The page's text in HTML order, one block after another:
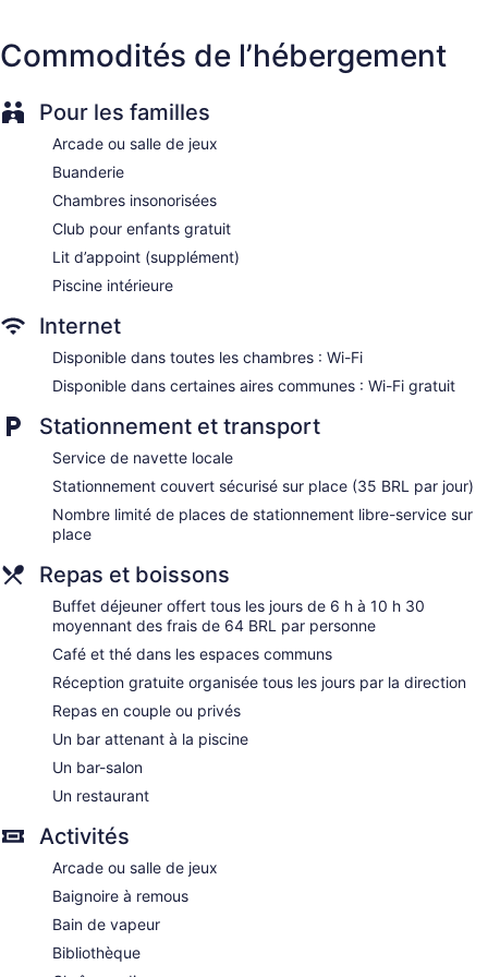
Storage area for luggage
Tour and ticket information
Television in lobby
ATM
Bellhop
Elevator
Dining venue
Ouro Minas Hotel Belo Horizonte, Dolce by Wyndham
possède 329 climatisées dotées de : minibar et coffre-fort
pour ordinateur portable. L’ameublement des chambres est
unique. Les lits ont un matelas lit avec matelas à plateau-
coussin. Choix d’oreillers. Un téléviseur ACL de 32 po avec
chaînes par câble.
La salle de bain comprend : articles de toilette (gratuits) et
séchoir à cheveux. Les commodités suivantes sont
offertes : un téléphone et un bureau. La préparation de lit est
assurée tous les soirs et l'entretien ménager tous les jours. Le
service suivant est disponible sur demande : literie
hypoallergénique.
Hôtel propose des services de spa pour permettre à ses
des soins du visage, des exfoliations, des soins du corps et
des manucures et pédicures. Le spa est ouvert tous les
Commodités de l’hébergement
Pour les familles
Arcade ou salle de jeux
Buanderie
Chambres insonorisées
Club pour enfants gratuit
Lit d’appoint (supplément)
Piscine intérieure
Internet
Disponible dans toutes les chambres : Wi-Fi
Disponible dans certaines aires communes : Wi-Fi gratuit
Stationnement et transport
Service de navette locale
Stationnement couvert sécurisé sur place (35 BRL par jour)
Nombre limité de places de stationnement libre-service sur
place
Repas et boissons
Buffet déjeuner offert tous les jours de 6 h à 10 h 30
moyennant des frais de 64 BRL par personne
Café et thé dans les espaces communs
Réception gratuite organisée tous les jours par la direction
Repas en couple ou privés
Un bar attenant à la piscine
Un bar-salon
Un restaurant
Activités
Arcade ou salle de jeux
Baignoire à remous
Bain de vapeur
Bibliothèque